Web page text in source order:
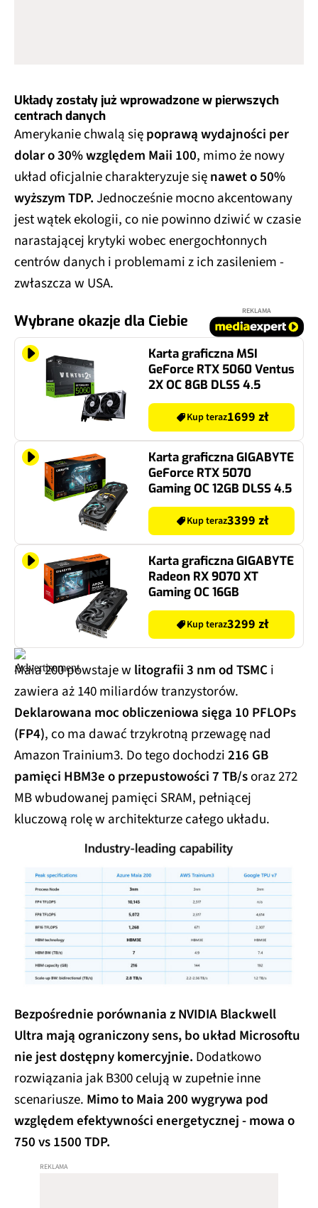
Układy zostały już wprowadzone w pierwszych
centrach danych
Amerykanie chwalą siępoprawą wydajności per
dolar o 30% względem Maii 100, mimo że nowy
układ oficjalnie charakteryzuje sięnawet o 50%
wyższym TDP.Jednocześnie mocno akcentowany
jest wątek ekologii, co nie powinno dziwić w czasie
narastającej krytyki wobec energochłonnych
centrów danych i problemami z ich zasileniem -
zwłaszcza w USA.
Wybrane okazje dla Ciebie
REKLAMA
Karta graficzna MSI
GeForce RTX 5060 Ventus
2X OC 8GB DLSS 4.5
Kup teraz1699 zł
Karta graficzna GIGABYTE
GeForce RTX 5070
Gaming OC 12GB DLSS 4.5
Kup teraz3399 zł
Karta graficzna GIGABYTE
Radeon RX 9070 XT
Gaming OC 16GB
Kup teraz3299 zł
Maia 200 powstaje w litografii 3 nm od TSMCi
zawiera aż 140 miliardów tranzystorów.
Deklarowana moc obliczeniowa sięga 10 PFLOPs
(FP4), co ma dawać trzykrotną przewagę nad
Amazon Trainium3. Do tego dochodzi216 GB
pamięci HBM3e o przepustowości 7 TB/soraz 272
MB wbudowanej pamięci SRAM, pełniącej
kluczową rolę w architekturze całego układu.
Bezpośrednie porównania z NVIDIA Blackwell
Ultra mają ograniczony sens, bo układ Microsoftu
nie jest dostępny komercyjnie. Dodatkowo
rozwiązania jak B300 celują w zupełnie inne
scenariusze. Mimo to Maia 200 wygrywa pod
względem efektywności energetycznej - mowa o
750 vs 1500 TDP.